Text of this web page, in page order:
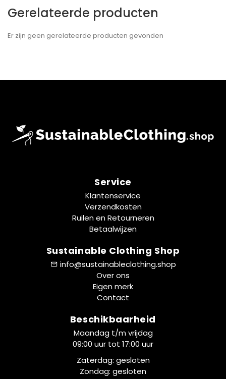
Gerelateerde producten
Er zijn geen gerelateerde producten gevonden
Service
Klantenservice
Verzendkosten
Ruilen en Retourneren
Betaalwijzen
Sustainable Clothing Shop
info@sustainableclothing.shop
Over ons
Eigen merk
Contact
Beschikbaarheid
Maandag t/m vrijdag
09:00 uur tot 17:00 uur
Zaterdag: gesloten
Zondag: gesloten